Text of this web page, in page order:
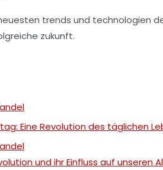
Eine Revolution des täglichen
und ihr Einfluss auf unseren